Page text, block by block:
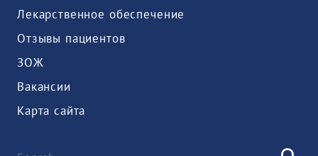
Лекарственное обеспечение
Отзывы пациентов
ЗОЖ
Вакансии
Карта сайта